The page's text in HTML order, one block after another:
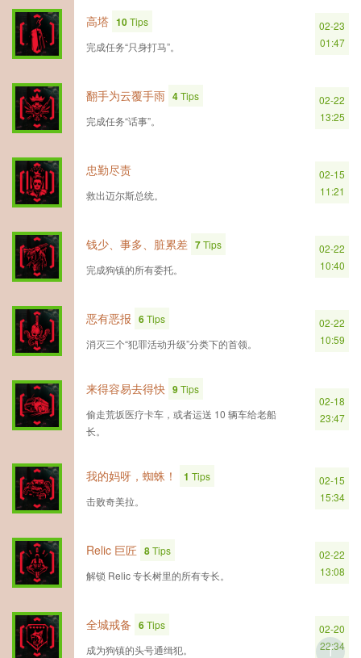
高塔 10Tips
完成任务“只身打马”。
02-23
01:47
翻手为云覆手雨 4Tips
完成任务“话事”。
02-22
13:25
忠勤尽责
救出迈尔斯总统。
02-15
11:21
钱少、事多、脏累差 7Tips
完成狗镇的所有委托。
02-22
10:40
恶有恶报 6Tips
消灭三个“犯罪活动升级”分类下的首领。
02-22
10:59
来得容易去得快 9Tips
偷走荒坂医疗卡车，或者运送 10 辆车给老船
长。
02-18
23:47
我的妈呀，蜘蛛！ 1 Tips
击败奇美拉。
02-15
15:34
Relic 巨匠 8Tips
解锁 Relic 专长树里的所有专长。
02-22
13:08
全城戒备 6Tips
成为狗镇的头号通缉犯。
02-20
22:34
T